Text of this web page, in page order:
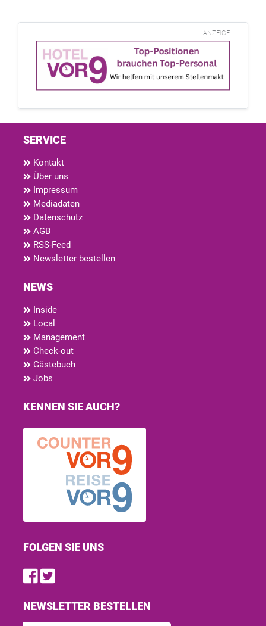
ANZEIGE
SERVICE
Kontakt
Über uns
Impressum
Mediadaten
Datenschutz
AGB
RSS-Feed
Newsletter bestellen
NEWS
Inside
Local
Management
Check-out
Gästebuch
Jobs
KENNEN SIE AUCH?
FOLGEN SIE UNS
Find us on Facebook
Follow us on Twitter
NEWSLETTER BESTELLEN